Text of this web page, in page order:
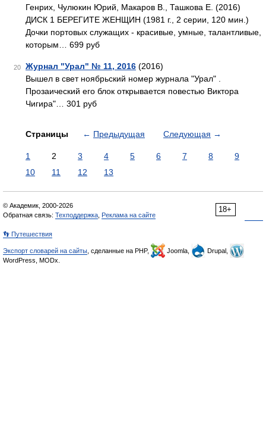
Генрих, Чулюкин Юрий, Макаров В., Ташкова Е. (2016)
ДИСК 1 БЕРЕГИТЕ ЖЕНЩИН (1981 г., 2 серии, 120 мин.)
Дочки портовых служащих - красивые, умные, талантливые,
которым… 699 руб
20 Журнал "Урал" № 11, 2016 (2016)
Вышел в свет ноябрьский номер журнала "Урал" .
Прозаический его блок открывается повестью Виктора
Чигира"… 301 руб
Страницы ← Предыдущая Следующая →
1 2 3 4 5 6 7 8
9
10
11 12 13
18+
© Академик, 2000-2026
Обратная связь: Техподдержка Реклама на сайте
👣 Путешествия
Экспорт словарей на сайты , сделанные на PHP, Joomla,
Drupal,
WordPress, MODx.